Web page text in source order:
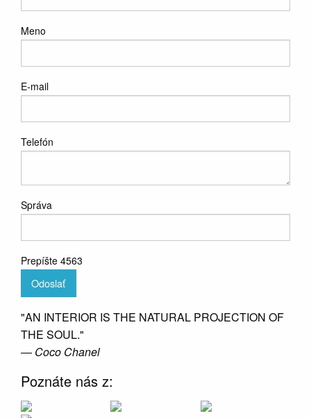
Meno
E-mail
Telefón
Správa
Prepíšte 4563
Odoslať
"AN INTERIOR IS THE NATURAL PROJECTION OF
THE SOUL."
― Coco Chanel
Poznáte nás z: